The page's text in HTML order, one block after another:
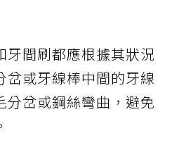
牙間刷都應根據其狀況
岔或牙線棒中間的牙線
分岔或鋼絲彎曲，避免